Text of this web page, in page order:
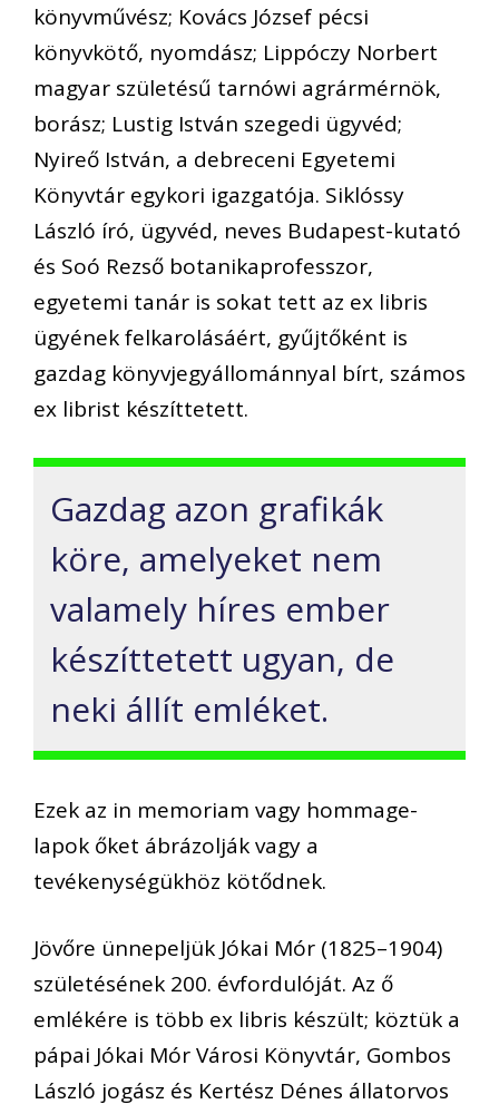
könyvművész; Kovács József pécsi
könyvkötő, nyomdász; Lippóczy Norbert
magyar születésű tarnówi agrármérnök,
borász; Lustig István szegedi ügyvéd;
Nyireő István, a debreceni Egyetemi
Könyvtár egykori igazgatója. Siklóssy
László író, ügyvéd, neves Budapest-kutató
és Soó Rezső botanikaprofesszor,
egyetemi tanár is sokat tett az ex libris
ügyének felkarolásáért, gyűjtőként is
gazdag könyvjegyállománnyal bírt, számos
ex librist készíttetett.
Gazdag azon grafikák
köre, amelyeket nem
valamely híres ember
készíttetett ugyan, de
neki állít emléket.
Ezek az in memoriam vagy hommage-
lapok őket ábrázolják vagy a
tevékenységükhöz kötődnek.
Jövőre ünnepeljük Jókai Mór (1825–1904)
születésének 200. évfordulóját. Az ő
emlékére is több ex libris készült; köztük a
pápai Jókai Mór Városi Könyvtár, Gombos
László jogász és Kertész Dénes állatorvos